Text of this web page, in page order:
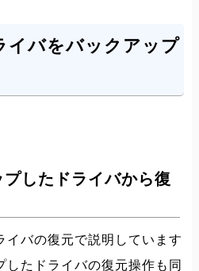
イバをバックアップ
したドライバから復
イバの復元で説明しています
したドライバの復元操作も同